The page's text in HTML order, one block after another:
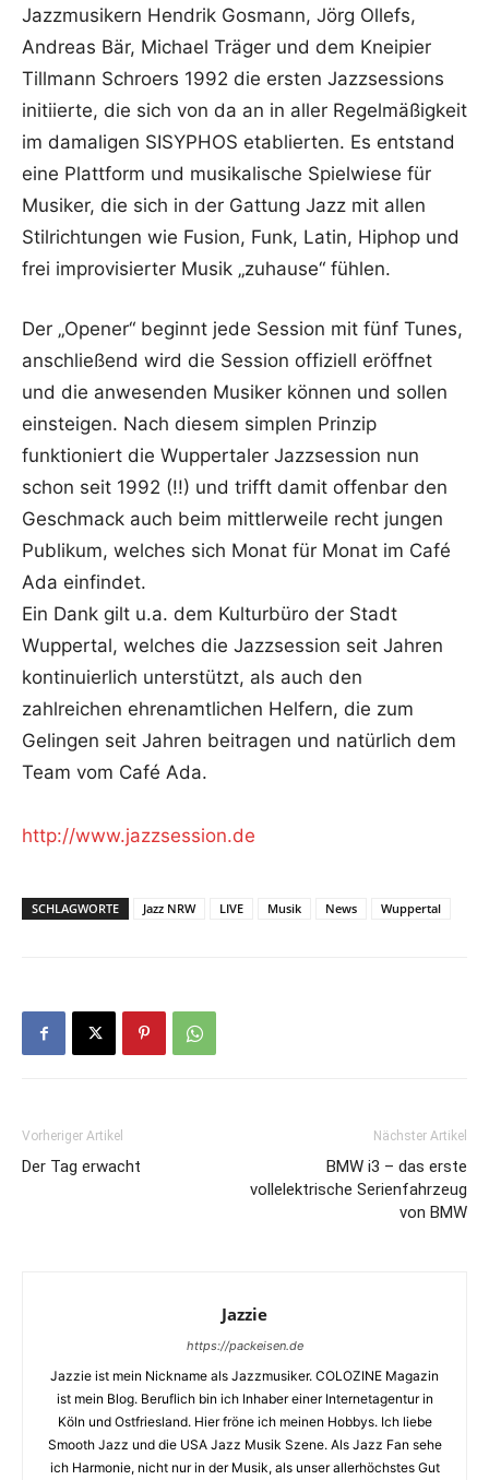
Jazzmusikern Hendrik Gosmann, Jörg Ollefs,
Andreas Bär, Michael Träger und dem Kneipier
Tillmann Schroers 1992 die ersten Jazzsessions
initiierte, die sich von da an in aller Regelmäßigkeit
im damaligen SISYPHOS etablierten. Es entstand
eine Plattform und musikalische Spielwiese für
Musiker, die sich in der Gattung Jazz mit allen
Stilrichtungen wie Fusion, Funk, Latin, Hiphop und
frei improvisierter Musik „zuhause“ fühlen.
Der „Opener“ beginnt jede Session mit fünf Tunes,
anschließend wird die Session offiziell eröffnet
und die anwesenden Musiker können und sollen
einsteigen. Nach diesem simplen Prinzip
funktioniert die Wuppertaler Jazzsession nun
schon seit 1992 (!!) und trifft damit offenbar den
Geschmack auch beim mittlerweile recht jungen
Publikum, welches sich Monat für Monat im Café
Ada einfindet.
Ein Dank gilt u.a. dem Kulturbüro der Stadt
Wuppertal, welches die Jazzsession seit Jahren
kontinuierlich unterstützt, als auch den
zahlreichen ehrenamtlichen Helfern, die zum
Gelingen seit Jahren beitragen und natürlich dem
Team vom Café Ada.
http://www.jazzsession.de
SCHLAGWORTE Jazz NRW LIVE Musik News Wuppertal
Vorheriger Artikel
Der Tag erwacht
Nächster Artikel
BMW i3 – das erste
vollelektrische Serienfahrzeug
von BMW
Jazzie
https://packeisen.de
Jazzie ist mein Nickname als Jazzmusiker. COLOZINE Magazin
ist mein Blog. Beruflich bin ich Inhaber einer Internetagentur in
Köln und Ostfriesland. Hier fröne ich meinen Hobbys. Ich liebe
Smooth Jazz und die USA Jazz Musik Szene. Als Jazz Fan sehe
ich Harmonie, nicht nur in der Musik, als unser allerhöchstes Gut